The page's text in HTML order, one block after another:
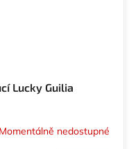
Lucky Guilia
Momentálně nedostupné